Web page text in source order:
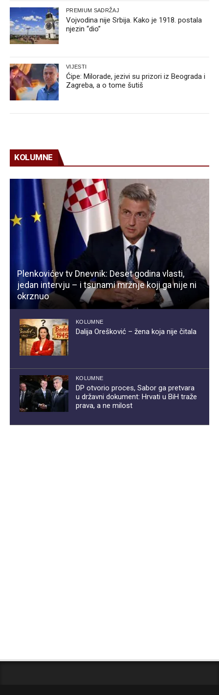
PREMIUM SADRŽAJ
Vojvodina nije Srbija. Kako je 1918. postala
njezin “dio”
VIJESTI
Ćipe: Milorade, jezivi su prizori iz Beograda i
Zagreba, a o tome šutiš
KOLUMNE
Plenkovićev tv Dnevnik: Deset godina vlasti,
jedan intervju – i tsunami mržnje koji ga nije ni
okrznuo
KOLUMNE
Dalija Orešković – žena koja nije čitala
KOLUMNE
DP otvorio proces, Sabor ga pretvara
u državni dokument: Hrvati u BiH traže
prava, a ne milost